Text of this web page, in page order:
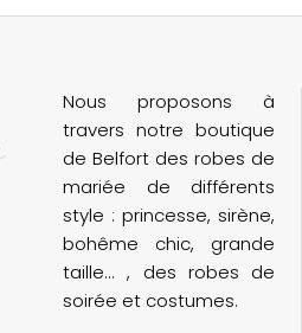
Nous proposons à
travers notre boutique
de Belfort des robes de
mariée de différents
style : princesse, sirène,
bohême chic, grande
taille... , des robes de
soirée et costumes.